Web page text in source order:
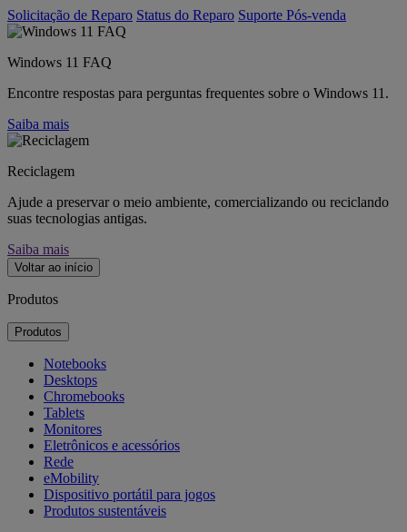
Solicitação de Reparo Status do Reparo Suporte Pós-venda
Windows 11 FAQ
Encontre respostas para perguntas frequentes sobre o Windows 11.
Saiba mais
Reciclagem
Ajude a preservar o meio ambiente, comercializando ou reciclando
suas tecnologias antigas.
Saiba mais
Voltar ao início
Produtos
Produtos
Notebooks
Desktops
Chromebooks
Tablets
Monitores
Eletrônicos e acessórios
Rede
eMobility
Dispositivo portátil para jogos
Produtos sustentáveis